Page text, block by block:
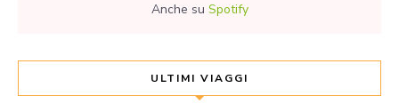
Anche su Spotify
ULTIMI VIAGGI